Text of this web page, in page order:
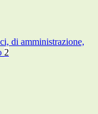
di amministrazione,
2